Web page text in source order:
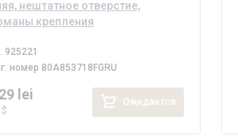
нештатное отверстие,
крепления
925221
номер 80A853718FGRU
lei Ожидается